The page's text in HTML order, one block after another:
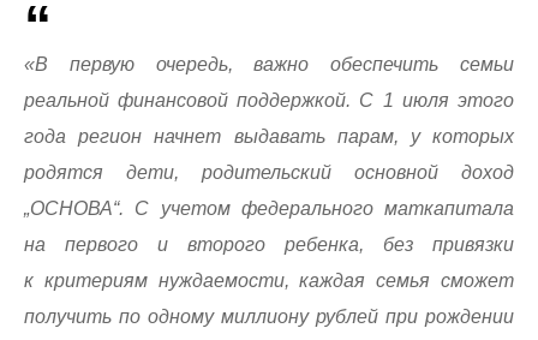
«В первую очередь, важно обеспечить семьи
реальной финансовой поддержкой. С 1 июля этого
года регион начнет выдавать парам, у которых
родятся дети, родительский основной доход
„ОСНОВА“. С учетом федерального маткапитала
на первого и второго ребенка, без привязки
к критериям нуждаемости, каждая семья сможет
получить по одному миллиону рублей при рождении